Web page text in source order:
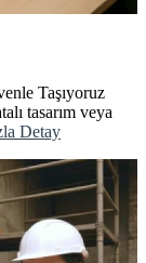
Taşıyoruz
tasarım veya
Detay